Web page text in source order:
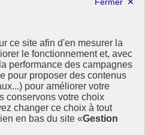
ce site afin d'en mesurer la
le fonctionnement et, avec
performance des campagnes
pour proposer des contenus
pour améliorer votre
conservons votre choix
changer ce choix à tout
en bas du site «Gestion
: les projets primés !
associés aux ODD et
ODD en direction de tous les
candidats du concours
salon (…)